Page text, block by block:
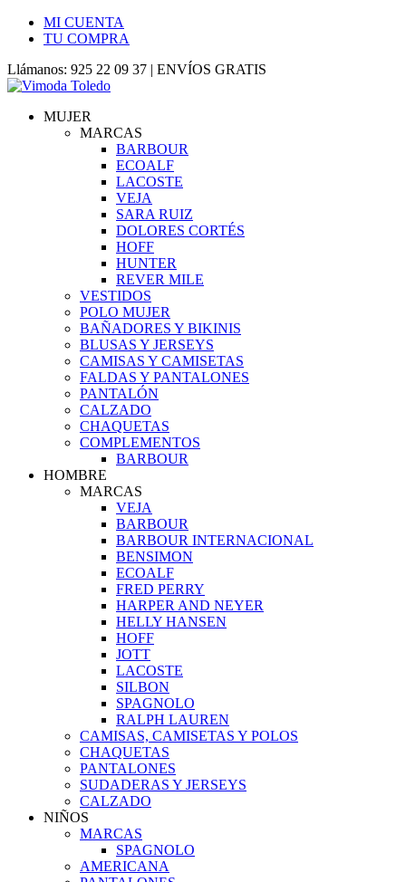
MI CUENTA
TU COMPRA
Llámanos: 925 22 09 37 | ENVÍOS GRATIS
MUJER
MARCAS
BARBOUR
ECOALF
LACOSTE
VEJA
SARA RUIZ
DOLORES CORTÉS
HOFF
HUNTER
REVER MILE
VESTIDOS
POLO MUJER
BAÑADORES Y BIKINIS
BLUSAS Y JERSEYS
CAMISAS Y CAMISETAS
FALDAS Y PANTALONES
PANTALÓN
CALZADO
CHAQUETAS
COMPLEMENTOS
BARBOUR
HOMBRE
MARCAS
VEJA
BARBOUR
BARBOUR INTERNACIONAL
BENSIMON
ECOALF
FRED PERRY
HARPER AND NEYER
HELLY HANSEN
HOFF
JOTT
LACOSTE
SILBON
SPAGNOLO
RALPH LAUREN
CAMISAS, CAMISETAS Y POLOS
CHAQUETAS
PANTALONES
SUDADERAS Y JERSEYS
CALZADO
NIÑOS
MARCAS
SPAGNOLO
AMERICANA